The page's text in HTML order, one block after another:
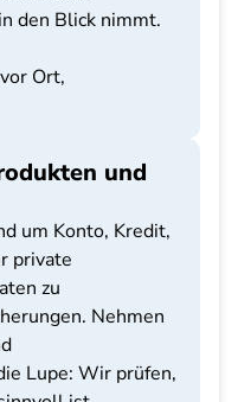
den Blick nimmt.
Ort,
und
um Konto, Kredit,
private
zu
Nehmen
Lupe: Wir prüfen,